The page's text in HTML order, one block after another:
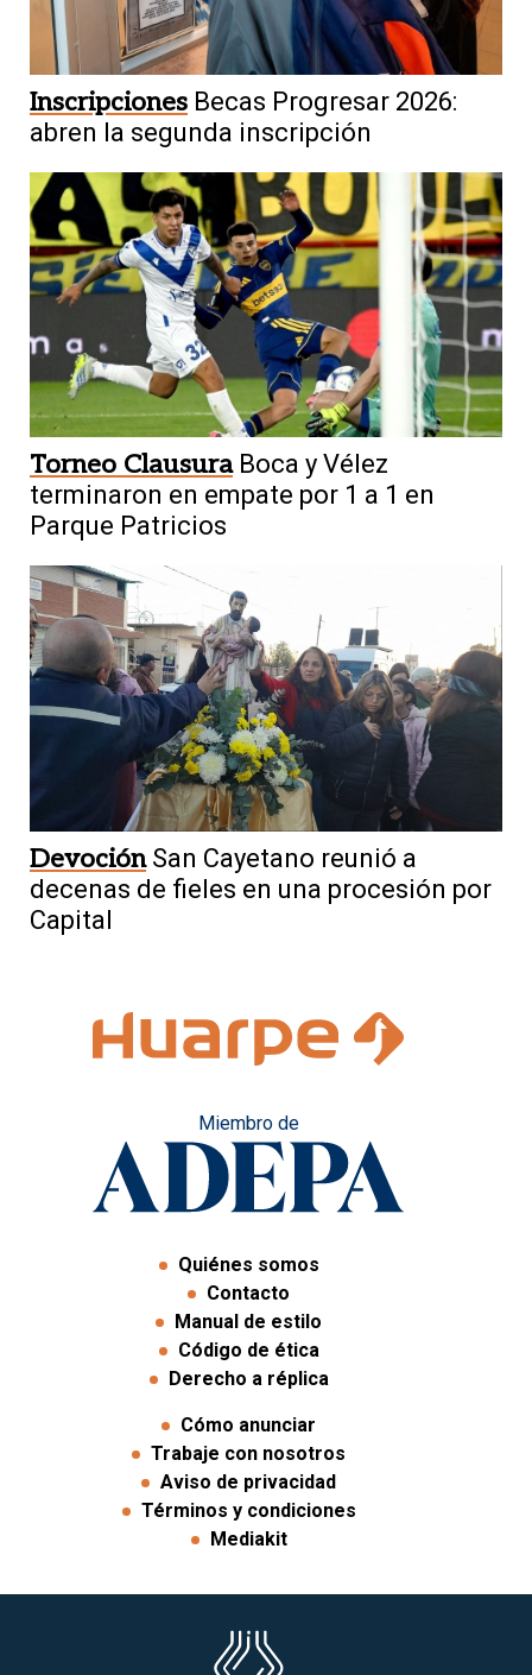
Inscripciones Becas Progresar 2026:
abren la segunda inscripción
Torneo Clausura Boca y Vélez
terminaron en empate por 1 a 1 en
Parque Patricios
Devoción San Cayetano reunió a
decenas de fieles en una procesión por
Capital
Miembro de
Quiénes somos
Contacto
Manual de estilo
Código de ética
Derecho a réplica
Cómo anunciar
Trabaje con nosotros
Aviso de privacidad
Términos y condiciones
Mediakit